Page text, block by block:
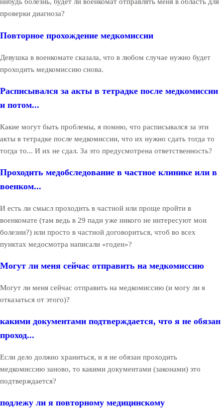
нибудь болезнь, будет ли военкомат отправлять меня в область для
проверки диагноза?
Повторное прохождение медкомиссии
Девушка в военкомате сказала, что в любом случае нужно будет
проходить медкомиссию снова.
Расписывался за акты в тетрадке после медкомиссии
и потом...
Какие могут быть проблемы, я помню, что расписывался за эти
акты в тетрадке после медкомиссии, что их нужно сдать тогда то
тогда то... И их не сдал. За это предусмотрена ответственность?
Проходить медобследование в частное клинике или в
военком...
И есть ли смысл проходить в частной или проще пройти в
военкомате (там ведь в 29 пади уже никого не интересуют мои
болезни?) или просто в частной договориться, чтоб во всех
пунктах медосмотра написали «годен»?
Могут ли меня сейчас отправить на медкомиссию
Могут ли меня сейчас отправить на медкомиссию (и могу ли я
отказаться от этого)?
какими документами подтверждается, что я не обязан
проход...
Если дело должно храниться, и я не обязан проходить
медкомиссию заново, то какими документами (законами) это
подтверждается?
подлежу ли я повторному медицинскому